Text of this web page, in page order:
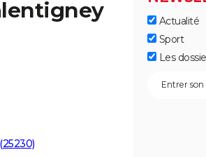
Actualité
Sport
Les